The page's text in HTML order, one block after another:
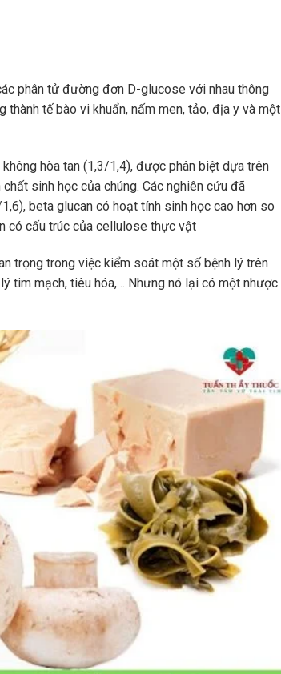
phân tử đường đơn D-glucose với nhau thông
tế bào vi khuẩn, nấm men, tảo, địa y và một
hòa tan (1,3/1,4), được phân biệt dựa trên
sinh học của chúng. Các nghiên cứu đã
beta glucan có hoạt tính sinh học cao hơn so
có cấu trúc của cellulose thực vật
trọng trong việc kiểm soát một số bệnh lý trên
tim mạch, tiêu hóa,… Nhưng nó lại có một nhược